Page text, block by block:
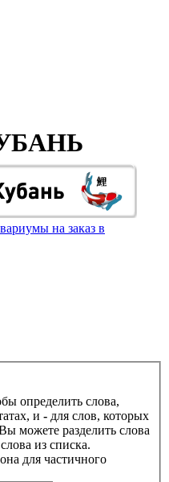
определить слова,
и - для слов, которых
можете разделить слова
из списка.
для частичного